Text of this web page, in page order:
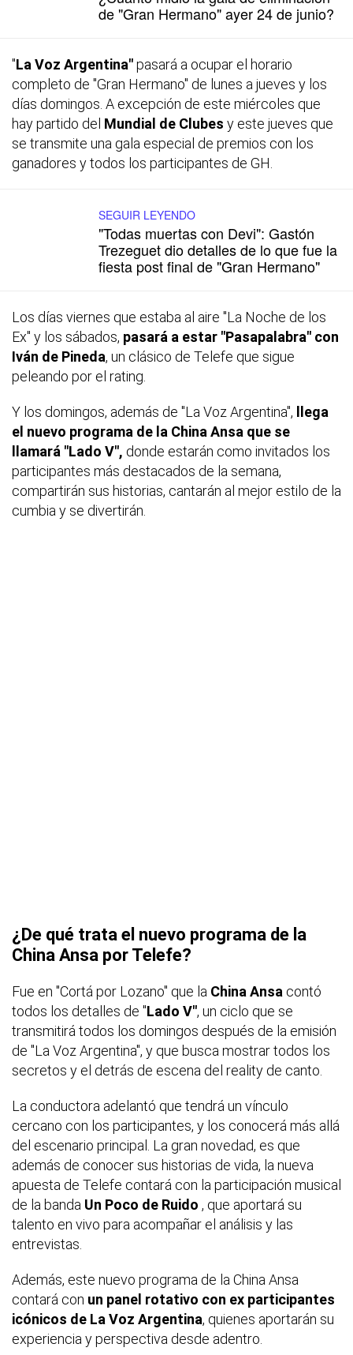
de "Gran Hermano" ayer 24 de junio?
"La Voz Argentina"pasará a ocupar el horario
completo de "Gran Hermano" de lunes a jueves y los
días domingos. A excepción de este miércoles que
hay partido del Mundial de Clubes y este jueves que
se transmite una gala especial de premios con los
ganadores y todos los participantes de GH.
SEGUIR LEYENDO
"Todas muertas con Devi": Gastón
Trezeguet dio detalles de lo que fue la
fiesta post final de "Gran Hermano"
Los días viernes que estaba al aire "La Noche de los
Ex" y los sábados, pasará a estar "Pasapalabra" con
Iván de Pineda, un clásico de Telefe que sigue
peleando por el rating.
Y los domingos, además de "La Voz Argentina",
llega
el nuevo programa de la China Ansa que se
llamará "Lado V", donde estarán como invitados los
participantes más destacados de la semana,
compartirán sus historias, cantarán al mejor estilo de la
cumbia y se divertirán.
¿De qué trata el nuevo programa de la
China Ansa por Telefe?
Fue en "Cortá por Lozano" que la China Ansa contó
todos los detalles de "Lado V", un ciclo que se
transmitirá todos los domingos después de la emisión
de "La Voz Argentina", y que busca mostrar todos los
secretos y el detrás de escena del reality de canto.
La conductora adelantó que tendrá un vínculo
cercano con los participantes, y los conocerá más allá
del escenario principal. La gran novedad, es que
además de conocer sus historias de vida, la nueva
apuesta de Telefe contará con la participación musical
de la banda Un Poco de Ruido , que aportará su
talento en vivo para acompañar el análisis y las
entrevistas.
Además, este nuevo programa de la China Ansa
contará con un panel rotativo con ex participantes
icónicos de La Voz Argentina, quienes aportarán su
experiencia y perspectiva desde adentro.